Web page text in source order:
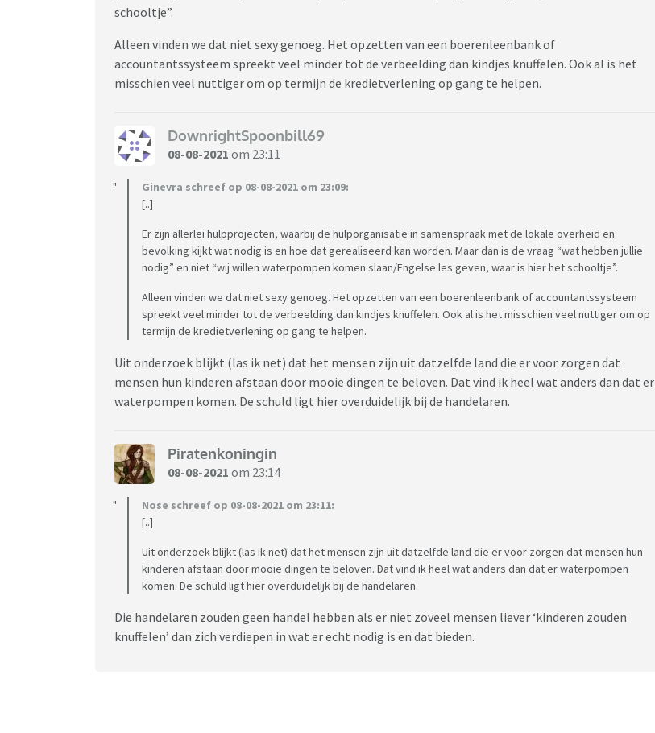
schooltje”.
Alleen vinden we dat niet sexy genoeg. Het opzetten van een boerenleenbank of
accountantssysteem spreekt veel minder tot de verbeelding dan kindjes knuffelen. Ook al is het
misschien veel nuttiger om op termijn de kredietverlening op gang te helpen.
DownrightSpoonbill69
08-08-2021 om 23:11
Ginevra schreef op 08-08-2021 om 23:09:
[..]
Er zijn allerlei hulpprojecten, waarbij de hulporganisatie in samenspraak met de lokale overheid en
bevolking kijkt wat nodig is en hoe dat gerealiseerd kan worden. Maar dan is de vraag “wat hebben jullie
nodig” en niet “wij willen waterpompen komen slaan/Engelse les geven, waar is hier het schooltje”.
Alleen vinden we dat niet sexy genoeg. Het opzetten van een boerenleenbank of accountantssysteem
spreekt veel minder tot de verbeelding dan kindjes knuffelen. Ook al is het misschien veel nuttiger om op
termijn de kredietverlening op gang te helpen.
Uit onderzoek blijkt (las ik net) dat het mensen zijn uit datzelfde land die er voor zorgen dat
mensen hun kinderen afstaan door mooie dingen te beloven. Dat vind ik heel wat anders dan dat er
waterpompen komen. De schuld ligt hier overduidelijk bij de handelaren.
Piratenkoningin
08-08-2021 om 23:14
Nose schreef op 08-08-2021 om 23:11:
[..]
Uit onderzoek blijkt (las ik net) dat het mensen zijn uit datzelfde land die er voor zorgen dat mensen hun
kinderen afstaan door mooie dingen te beloven. Dat vind ik heel wat anders dan dat er waterpompen
komen. De schuld ligt hier overduidelijk bij de handelaren.
Die handelaren zouden geen handel hebben als er niet zoveel mensen liever ‘kinderen zouden
knuffelen’ dan zich verdiepen in wat er echt nodig is en dat bieden.